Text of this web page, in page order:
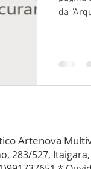
da
Artenova
283/527, Itaigara,